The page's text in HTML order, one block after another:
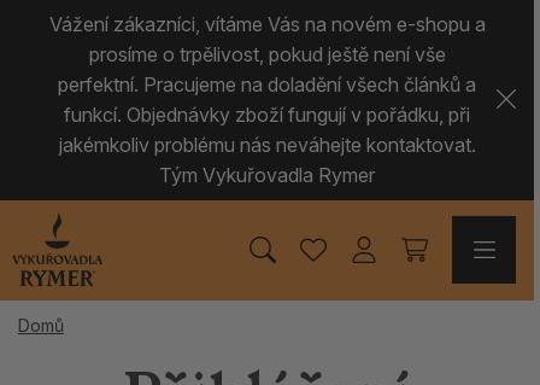
Vážení zákazníci, vítáme Vás na novém e-shopu a
prosíme o trpělivost, pokud ještě není vše
perfektní. Pracujeme na doladění všech článků a
funkcí. Objednávky zboží fungují v pořádku, při
jakémkoliv problému nás neváhejte kontaktovat.
Tým Vykuřovadla Rymer
Domů